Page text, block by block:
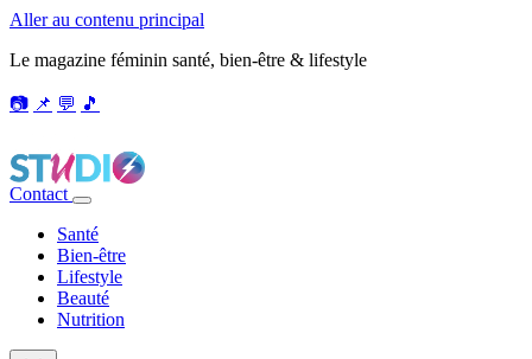
Aller au contenu principal
Le magazine féminin santé, bien-être & lifestyle
📷 📌 💬 🎵
Contact
Santé
Bien-être
Lifestyle
Beauté
Nutrition